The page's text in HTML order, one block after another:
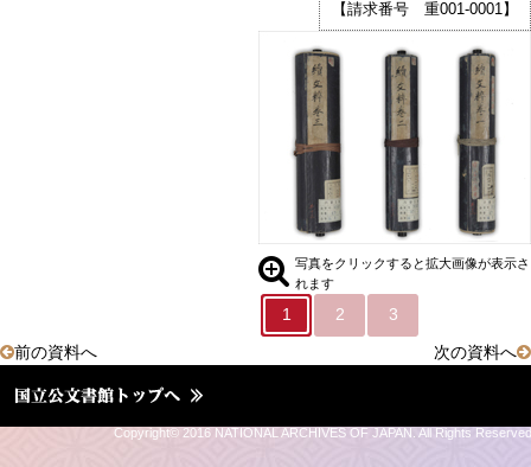
【請求番号 重001-0001】
写真をクリックすると拡大画像が表示さ
れます
1 2
3
前の資料へ
次の資料へ
Copyright© 2016 NATIONAL ARCHIVES OF JAPAN. All Rights Reserved